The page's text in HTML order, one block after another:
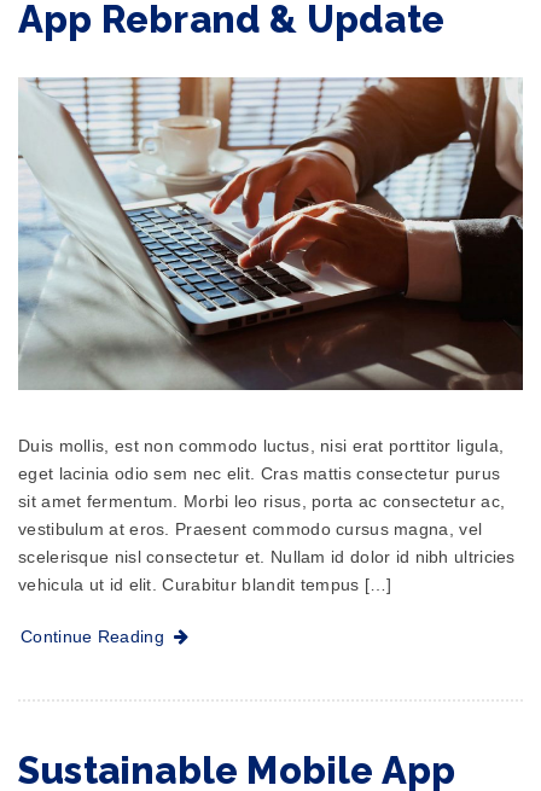
App Rebrand & Update
Duis mollis, est non commodo luctus, nisi erat porttitor ligula,
eget lacinia odio sem nec elit. Cras mattis consectetur purus
sit amet fermentum. Morbi leo risus, porta ac consectetur ac,
vestibulum at eros. Praesent commodo cursus magna, vel
scelerisque nisl consectetur et. Nullam id dolor id nibh ultricies
vehicula ut id elit. Curabitur blandit tempus […]
Continue Reading
Sustainable Mobile App